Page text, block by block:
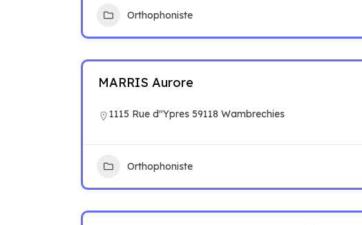
Orthophoniste
MARRIS Aurore
1115 Rue d"Ypres 59118 Wambrechies
Orthophoniste